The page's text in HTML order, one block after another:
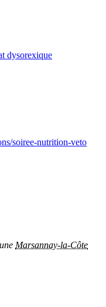
dysorexique
soiree-nutrition-veto
Marsannay-la-Côte